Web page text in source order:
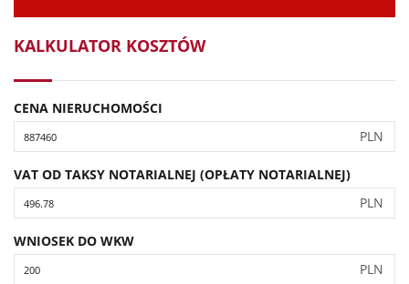
KALKULATOR KOSZTÓW
CENA NIERUCHOMOŚCI
PLN
VAT OD TAKSY NOTARIALNEJ (OPŁATY NOTARIALNEJ)
PLN
WNIOSEK DO WKW
PLN